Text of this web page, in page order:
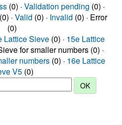
(0) · Validation pending (0) ·
· Valid (0) · Invalid (0) · Error
(0)
Lattice Sieve (0) · 15e Lattice
for smaller numbers (0) ·
numbers (0) · 16e Lattice
V5 (0)